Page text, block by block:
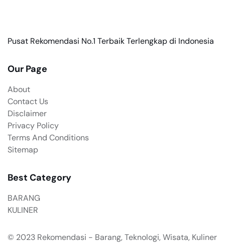
Pusat Rekomendasi No.1 Terbaik Terlengkap di Indonesia
Our Page
About
Contact Us
Disclaimer
Privacy Policy
Terms And Conditions
Sitemap
Best Category
BARANG
KULINER
© 2023 Rekomendasi - Barang, Teknologi, Wisata, Kuliner